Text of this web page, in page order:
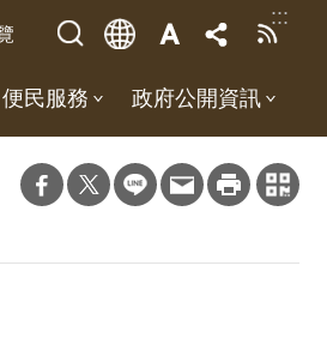
:::
便民服務 政府公開資訊